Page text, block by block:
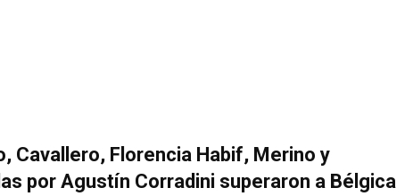
Cavallero, Florencia Habif, Merino y
por Agustín Corradini superaron a Bélgica